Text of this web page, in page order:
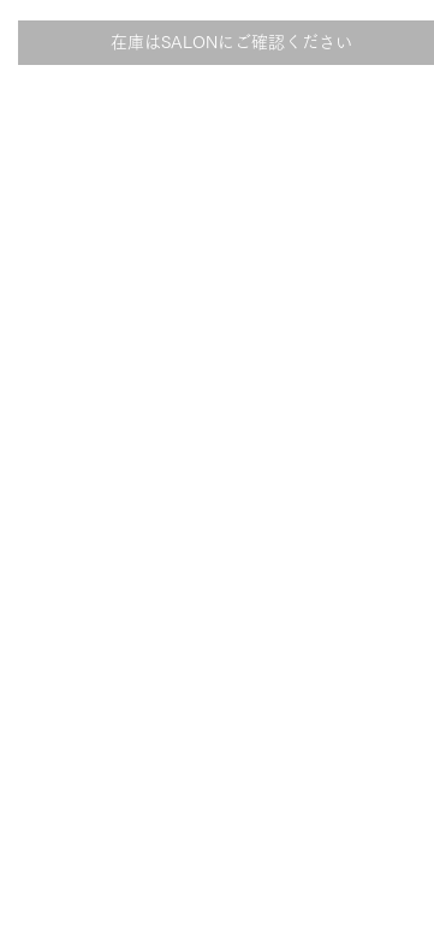
在庫はSALONにご確認ください